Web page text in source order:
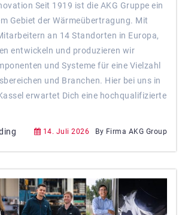
Seit 1919 ist die AKG Gruppe ein
Gebiet der Wärmeübertragung. Mit
an 14 Standorten in Europa,
entwickeln und produzieren wir
und Systeme für eine Vielzahl
und Branchen. Hier bei uns in
erwartet Dich eine hochqualifizierte
14. Juli 2026 By Firma AKG Group